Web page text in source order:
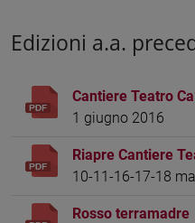
Edizioni a.a.
Cantiere Teatro
1 giugno 2016
Riapre Cantiere
10-11-16-17-18
Rosso terramadre